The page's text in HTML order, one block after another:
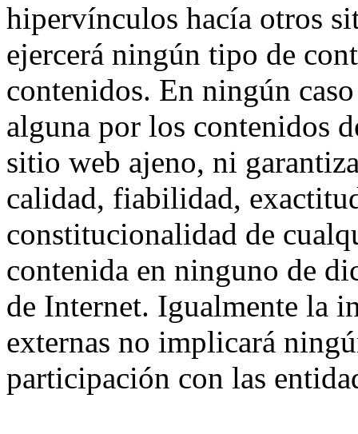
hipervínculos hacía otros
ejercerá ningún tipo de
contenidos. En ningún
alguna por los contenidos
sitio web ajeno, ni
calidad, fiabilidad,
constitucionalidad de
contenida en ninguno de
de Internet. Igualmente la
externas no implicará
participación con las